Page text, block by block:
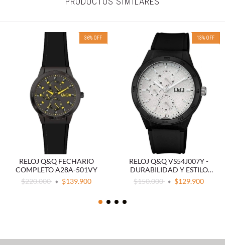
36% OFF
RELOJ Q&Q FECHARIO
COMPLETO A28A-501VY
$220.000
$139.900
13% OFF
RELOJ Q&Q VS54J007Y -
DURABILIDAD Y ESTILO
DEPORTIVO
$150.000 $129.900